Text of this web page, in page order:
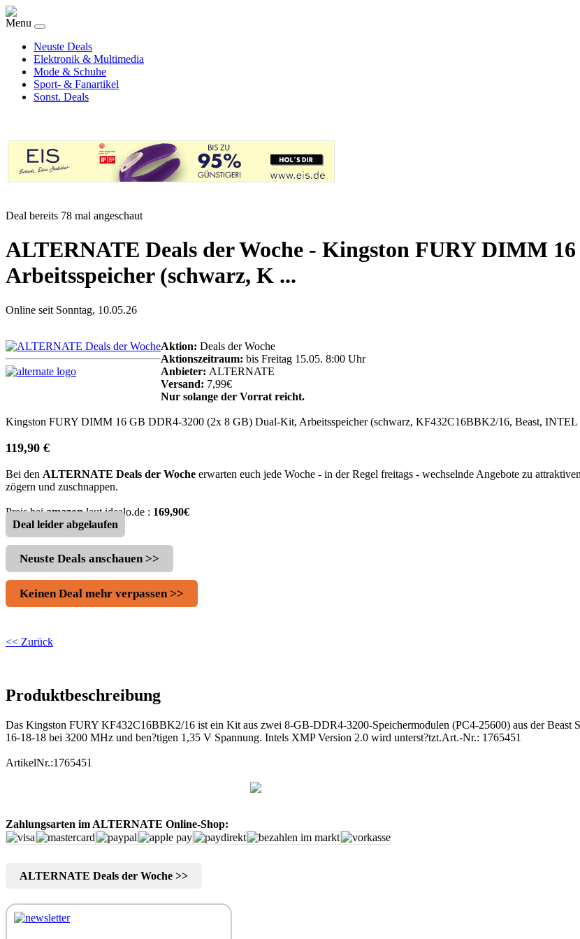
Menu
Neuste Deals
Elektronik & Multimedia
Mode & Schuhe
Sport- & Fanartikel
Sonst. Deals
Deal bereits 78 mal angeschaut
ALTERNATE Deals der Woche - Kingston FURY DIMM
Arbeitsspeicher (schwarz, K ...
Online seit Sonntag, 10.05.26
Aktion: Deals der Woche
Aktionszeitraum: bis Freitag 15.05. 8:00 Uhr
Anbieter: ALTERNATE
Versand: 7,99€
Nur solange der Vorrat reicht.
Kingston FURY DIMM 16 GB DDR4-3200 (2x 8 GB) Dual-Kit, Arbeitsspeicher (schwarz, KF432C16BBK2/16, Beast,
119,90 €
Bei den ALTERNATE Deals der Woche erwarten euch jede Woche - in der Regel freitags - wechselnde Angebote zu
zögern und zuschnappen.
Preis beiamazonlaut idealo.de : 169,90€
Deal leider abgelaufen
Neuste Deals anschauen >>
Keinen Deal mehr verpassen >>
<< Zurück
Produktbeschreibung
Das Kingston FURY KF432C16BBK2/16 ist ein Kit aus zwei 8-GB-DDR4-3200-Speichermodulen (PC4-25600) aus der Beast
16-18-18 bei 3200 MHz und ben?tigen 1,35 V Spannung. Intels XMP Version 2.0 wird unterst?tzt.Art.-Nr.: 1765451
ArtikelNr.:1765451
Zahlungsarten im ALTERNATE Online-Shop:
ALTERNATE Deals der Woche >>